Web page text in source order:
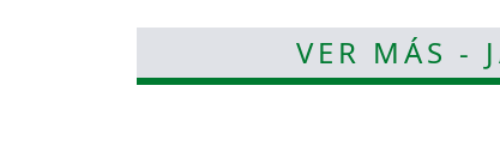
VER MÁS -